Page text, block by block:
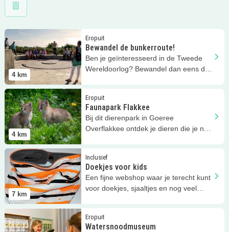
Wis filters
4 km
Eropuit
Bewandel de bunkerroute!
Ben je geïnteresseerd in de Tweede
Wereldoorlog? Bewandel dan eens de
Lees meer Bewandel de bunkerroute!
4 km
Eropuit
Faunapark Flakkee
Bij dit dierenpark in Goeree
Overflakkee ontdek je dieren die je niet
Lees meer Faunapark Flakkee
7 km
Inclusief
Doekjes voor kids
Een fijne webshop waar je terecht kunt
voor doekjes, sjaaltjes en nog veel
Lees meer Doekjes voor kids
Eropuit
Watersnoodmuseum
Lees meer Watersnoodmuseum